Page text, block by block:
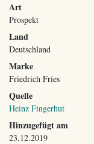
Art
Prospekt
Land
Deutschland
Marke
Friedrich Fries
Quelle
Heinz Fingerhut
Hinzugefügt am
23.12.2019